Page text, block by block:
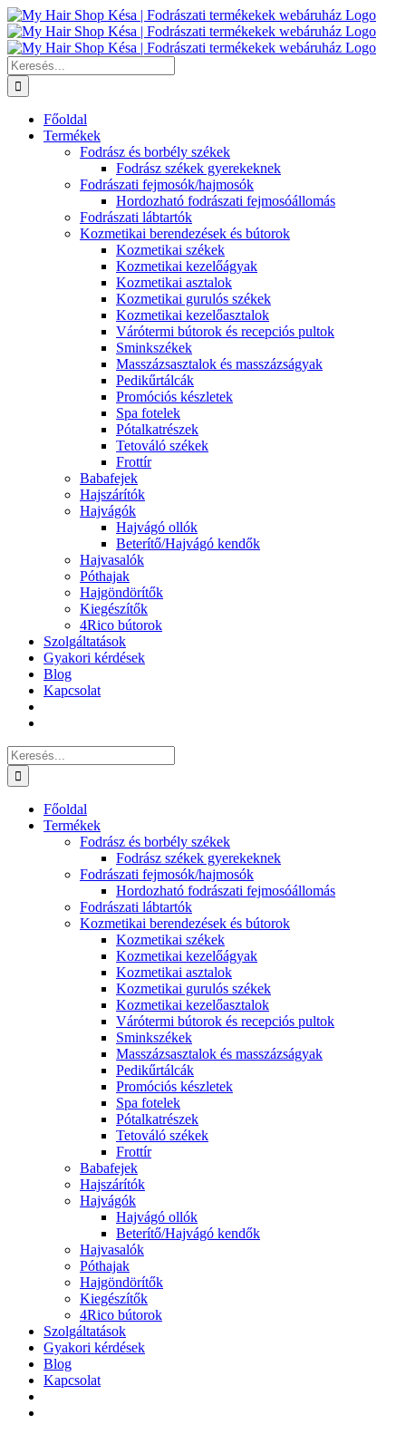
Kihagyás
Keresés...
Főoldal
Termékek
Fodrász és borbély székek
Fodrász székek gyerekeknek
Fodrászati fejmosók/hajmosók
Hordozható fodrászati fejmosóállomás
Fodrászati lábtartók
Kozmetikai berendezések és bútorok
Kozmetikai székek
Kozmetikai kezelőágyak
Kozmetikai asztalok
Kozmetikai gurulós székek
Kozmetikai kezelőasztalok
Várótermi bútorok és recepciós pultok
Sminkszékek
Masszázsasztalok és masszázságyak
Pedikűrtálcák
Promóciós készletek
Spa fotelek
Pótalkatrészek
Tetováló székek
Frottír
Babafejek
Hajszárítók
Hajvágók
Hajvágó ollók
Beterítő/Hajvágó kendők
Hajvasalók
Póthajak
Hajgöndörítők
Kiegészítők
4Rico bútorok
Szolgáltatások
Gyakori kérdések
Blog
Kapcsolat
Keresés...
Főoldal
Termékek
Fodrász és borbély székek
Fodrász székek gyerekeknek
Fodrászati fejmosók/hajmosók
Hordozható fodrászati fejmosóállomás
Fodrászati lábtartók
Kozmetikai berendezések és bútorok
Kozmetikai székek
Kozmetikai kezelőágyak
Kozmetikai asztalok
Kozmetikai gurulós székek
Kozmetikai kezelőasztalok
Várótermi bútorok és recepciós pultok
Sminkszékek
Masszázsasztalok és masszázságyak
Pedikűrtálcák
Promóciós készletek
Spa fotelek
Pótalkatrészek
Tetováló székek
Frottír
Babafejek
Hajszárítók
Hajvágók
Hajvágó ollók
Beterítő/Hajvágó kendők
Hajvasalók
Póthajak
Hajgöndörítők
Kiegészítők
4Rico bútorok
Szolgáltatások
Gyakori kérdések
Blog
Kapcsolat